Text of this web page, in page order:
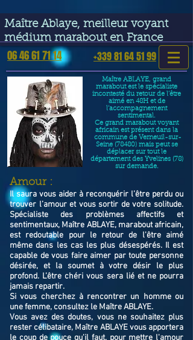
Maître Ablaye, meilleur voyant
médium marabout en France
06 46 61 71 14 +339 81 64 51 99
Maître ABLAYE, grand
marabout est le spécialiste
incontesté du retour de l’être
aimé en 48H et de
l’accompagnement
sentimental.
Ce grand marabout voyant
africain est présent dans la
commune de Verneuil-sur-
Seine (78480) mais peut se
déplacer sur tout le
département des Yvelines (78)
sur demande.
​Amour :
Il saura vous aider à reconquérir l’être perdu ou
trouver l’amour et vous sortir de votre solitude.
Spécialiste des problèmes affectifs et
sentimentaux, Maître ABLAYE, marabout africain,
est redoutable pour le retour de l'être aimé
même dans les cas les plus désespérés. Il est
capable de vous faire aimer par toute personne
désirée, et la soumet à votre désir le plus
profond. L’être chéri vous sera lié et ne pourra
jamais repartir.
Si vous cherchez à rencontrer un homme ou
une femme, consultez le Maître ABLAYE.
Vous avez des doutes, vous ne souhaitez plus
rester célibataire, Maître ABLAYE vous apportera
le coup de pouce qu'il faut, pour mettre l'amour